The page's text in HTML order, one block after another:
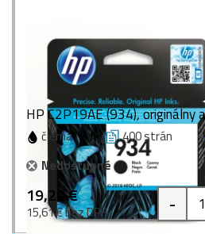
HP C2P19AE (934), originálny
čierna 400 strán
Nedostupné
19,20 €
15,61 € bez DPH -